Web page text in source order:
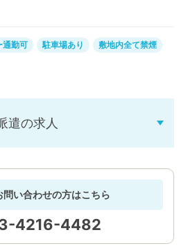
通勤可 駐車場あり 敷地内全て禁煙
遣の求人
問い合わせの方はこちら
4216-4482